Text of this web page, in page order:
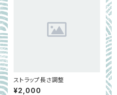
ストラップ長さ調整
¥2,000